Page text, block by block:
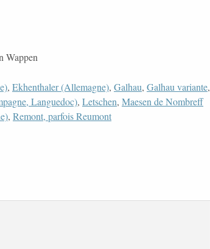
Wappen
, Ekhenthaler (Allemagne), Galhau, Galhau variante,
Languedoc), Letschen, Maesen de Nombreff
, Remont, parfois Reumont